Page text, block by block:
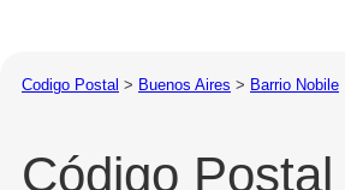
Codigo Postal > Buenos Aires > Barrio Nobile
Código Postal